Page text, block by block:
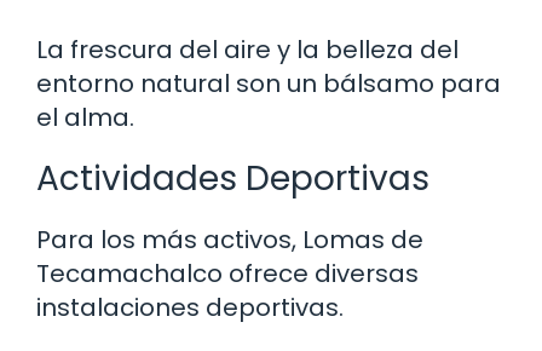
La frescura del aire y la belleza del
entorno natural son un bálsamo para
el alma.
Actividades Deportivas
Para los más activos, Lomas de
Tecamachalco ofrece diversas
instalaciones deportivas.